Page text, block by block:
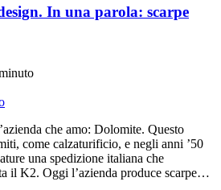
In una parola: scarpe
che amo: Dolomite. Questo
come calzaturificio, e negli anni ’50
una spedizione italiana che
il K2. Oggi l’azienda produce scarpe…